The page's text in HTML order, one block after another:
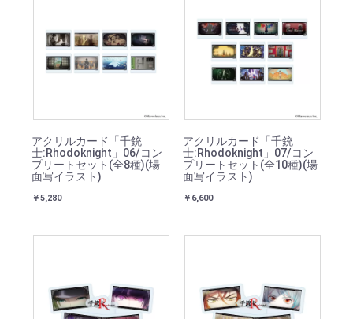
アクリルカード「千銃
士:Rhodoknight」06/コン
プリートセット(全8種)(場
面写イラスト)
￥5,280
アクリルカード「千銃
士:Rhodoknight」07/コン
プリートセット(全10種)(場
面写イラスト)
￥6,600